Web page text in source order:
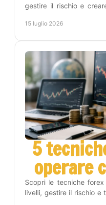
gestire il rischio e
15 luglio 2026
5
operare
Scopri le tecniche
livelli, gestire il rischio e